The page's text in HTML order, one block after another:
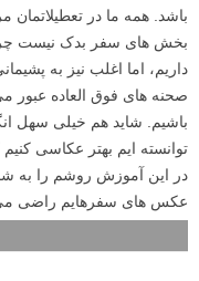
باشد. همه ما در
بخش های سفر بدک نیست
داریم، اما اغلب نیز به
صحنه های فوق العاده عبور
باشیم. شاید هم خیلی سهل
توانسته ایم بهتر عکاسی
در این آموزش روشم را به
عکس های سفرهایم راضی